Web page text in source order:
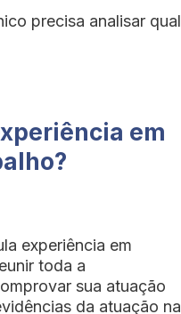
precisa analisar qual
em
experiência em
toda a
sua atuação
da atuação na